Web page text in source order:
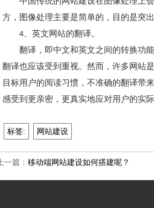
方，图像处理主要是简单的，目的是突
4、英文网站的翻译。
翻译，即中文和英文之间的转换功
翻译也应该受到重视。然而，许多网站
目标用户的阅读习惯，不准确的翻译带
感受到更亲密，更真实地应对用户的实
标签: 网站建设
上一篇： 移动端网站建设如何搭建呢？